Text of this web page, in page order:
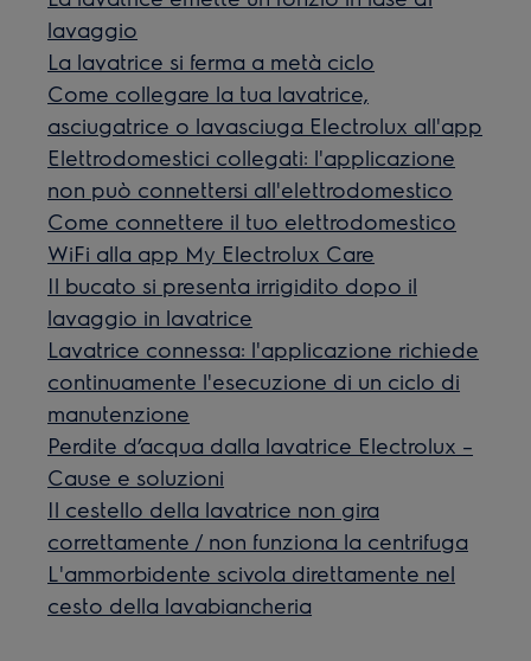
lavaggio
La lavatrice si ferma a metà ciclo
Come collegare la tua lavatrice,
asciugatrice o lavasciuga Electrolux all'app
Elettrodomestici collegati: l'applicazione
non può connettersi all'elettrodomestico
Come connettere il tuo elettrodomestico
WiFi alla app My Electrolux Care
Il bucato si presenta irrigidito dopo il
lavaggio in lavatrice
Lavatrice connessa: l'applicazione richiede
continuamente l'esecuzione di un ciclo di
manutenzione
Perdite d’acqua dalla lavatrice Electrolux –
Cause e soluzioni
Il cestello della lavatrice non gira
correttamente / non funziona la centrifuga
L'ammorbidente scivola direttamente nel
cesto della lavabiancheria